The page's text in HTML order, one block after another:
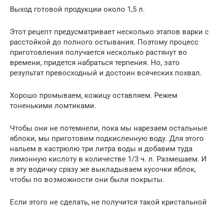
Выход готовой продукции около 1,5 л.
Этот рецепт предусматривает несколько этапов варки с
расстойкой до полного остывания. Поэтому процесс
приготовления получается несколько растянут во
времени, придется набраться терпения. Но, зато
результат превосходный и достоин всяческих похвал.
Хорошо промываем, кожицу оставляем. Режем
тоненькими ломтиками.
Чтобы они не потемнели, пока мы нарезаем остальные
яблоки, мы приготовим подкисленную воду. Для этого
нальем в кастрюлю три литра воды и добавим туда
лимонную кислоту в количестве 1/3 ч. л. Размешаем. И
в эту водичку сразу же выкладываем кусочки яблок,
чтобы по возможности они были покрыты.
Если этого не сделать, не получится такой кристальной